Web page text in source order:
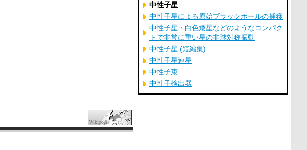
中性子星
中性子星による原始ブラックホールの捕獲
中性子星・白色矮星などのようなコンパク
トで非常に重い星の非球対称振動
中性子星 (短編集)
中性子星連星
中性子束
中性子検出器